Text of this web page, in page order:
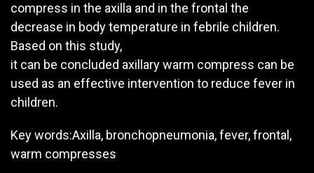
compress in the axilla and in the frontal the
decrease in body temperature in febrile children.
Based on this study,
it can be concluded axillary warm compress can be
used as an effective intervention to reduce fever in
children.
Key words:Axilla, bronchopneumonia, fever, frontal,
warm compresses